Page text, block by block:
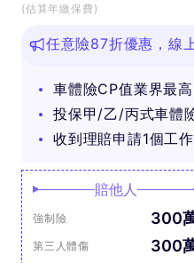
(估算年繳保費)
任意險87折優惠，線
車體險CP值業界最高
投保甲/乙/丙式車體
收到理賠申請1個工
賠他人
強制險 300
第三人體傷 300